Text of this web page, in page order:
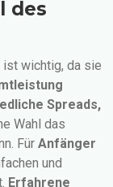
des
ist wichtig, da sie
Spreads,
Wahl das
Für Anfänger
und
Erfahrene